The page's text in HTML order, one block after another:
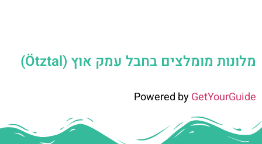
מלונות מומלצים בחבל עמק אוץ (Ötztal)
Powered byGetYourGuide